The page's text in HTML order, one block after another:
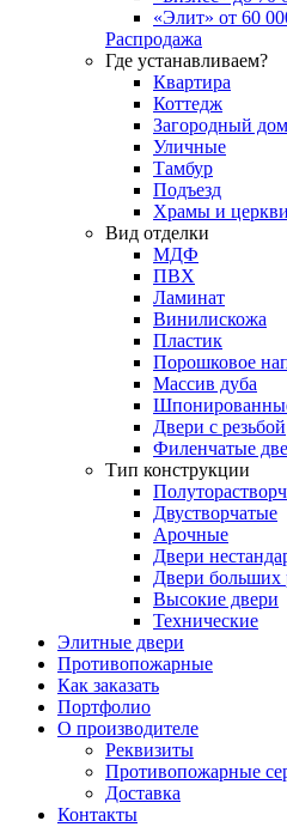
«Элит» от 60
Распродажа
Где устанавливаем?
Квартира
Коттедж
Загородный дом
Уличные
Тамбур
Подъезд
Храмы и церкви
Вид отделки
МДФ
ПВХ
Ламинат
Винилискожа
Пластик
Порошковое
Массив дуба
Двери с резьбой
Филенчатые
Тип конструкции
Двустворчатые
Арочные
Двери
Двери больших
Высокие двери
Технические
Элитные двери
Противопожарные
Как заказать
Портфолио
О производителе
Реквизиты
Противопожарные
Доставка
Контакты